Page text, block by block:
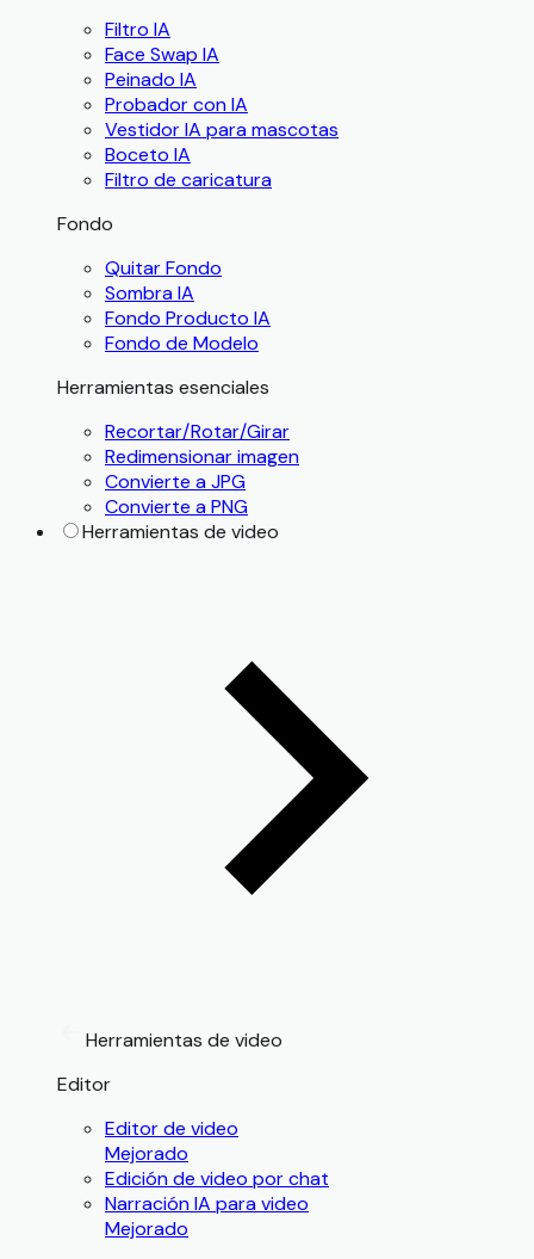
Filtro IA
Face Swap IA
Peinado IA
Probador con IA
Vestidor IA para mascotas
Boceto IA
Filtro de caricatura
Fondo
Quitar Fondo
Sombra IA
Fondo Producto IA
Fondo de Modelo
Herramientas esenciales
Recortar/Rotar/Girar
Redimensionar imagen
Convierte a JPG
Convierte a PNG
Herramientas de video
Herramientas de video
Editor
Editor de video
Mejorado
Edición de video por chat
Narración IA para video
Mejorado